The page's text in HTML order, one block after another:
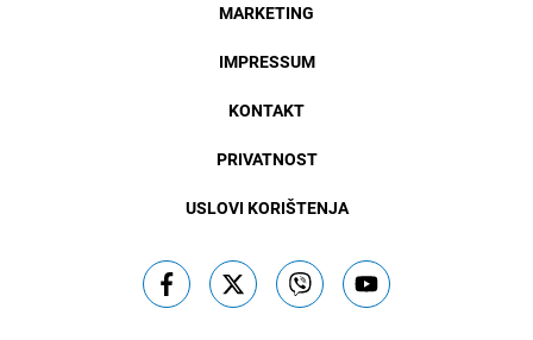
MARKETING
IMPRESSUM
KONTAKT
PRIVATNOST
USLOVI KORIŠTENJA